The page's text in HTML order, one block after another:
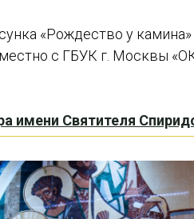
«Рождество у
с ГБУК г. Москвы
имени Святителя